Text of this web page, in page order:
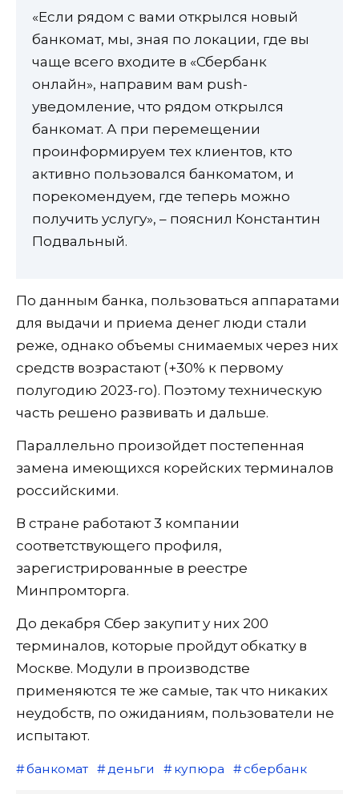
«Если рядом с вами открылся новый
банкомат, мы, зная по локации, где вы
чаще всего входите в «Сбербанк
онлайн», направим вам push-
уведомление, что рядом открылся
банкомат. А при перемещении
проинформируем тех клиентов, кто
активно пользовался банкоматом, и
порекомендуем, где теперь можно
получить услугу», – пояснил Константин
Подвальный.
По данным банка, пользоваться аппаратами
для выдачи и приема денег люди стали
реже, однако объемы снимаемых через них
средств возрастают (+30% к первому
полугодию 2023-го). Поэтому техническую
часть решено развивать и дальше.
Параллельно произойдет постепенная
замена имеющихся корейских терминалов
российскими.
В стране работают 3 компании
соответствующего профиля,
зарегистрированные в реестре
Минпромторга.
До декабря Сбер закупит у них 200
терминалов, которые пройдут обкатку в
Москве. Модули в производстве
применяются те же самые, так что никаких
неудобств, по ожиданиям, пользователи не
испытают.
банкомат деньги купюра сбербанк